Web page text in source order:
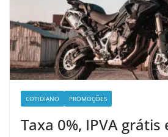
COTIDIANO PROMOÇÕES
Taxa 0%, IPVA grátis